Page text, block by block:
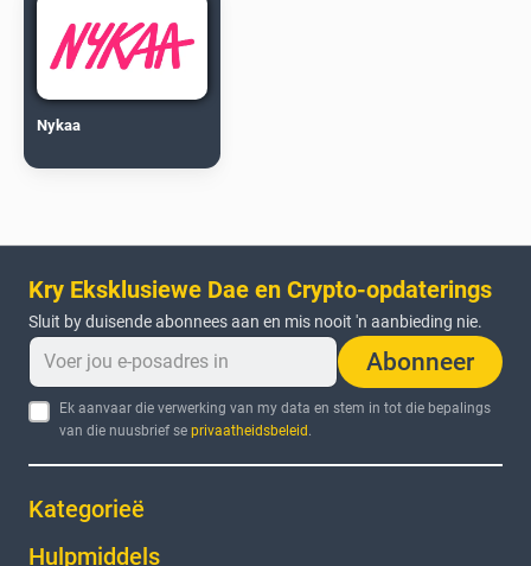
Nykaa
Kry Eksklusiewe Dae en Crypto-opdaterings
Sluit by duisende abonnees aan en mis nooit 'n aanbieding nie.
Abonneer
Ek aanvaar die verwerking van my data en stem in tot die bepalings
van die nuusbrief seprivaatheidsbeleid.
Kategorieë
Hulpmiddels